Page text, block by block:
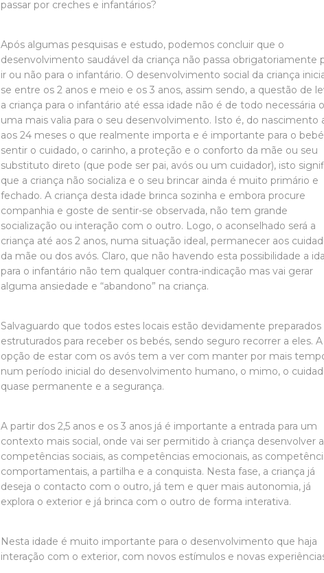
passar por creches e infantários?
Após algumas pesquisas e estudo, podemos concluir que o
desenvolvimento saudável da criança não passa obrigatoriamente
ir ou não para o infantário. O desenvolvimento social da criança
se entre os 2 anos e meio e os 3 anos, assim sendo, a questão de
a criança para o infantário até essa idade não é de todo necessária
uma mais valia para o seu desenvolvimento. Isto é, do nascimento
aos 24 meses o que realmente importa e é importante para o
sentir o cuidado, o carinho, a proteção e o conforto da mãe ou seu
substituto direto (que pode ser pai, avós ou um cuidador), isto
que a criança não socializa e o seu brincar ainda é muito primário e
fechado. A criança desta idade brinca sozinha e embora procure
companhia e goste de sentir-se observada, não tem grande
socialização ou interação com o outro. Logo, o aconselhado será a
criança até aos 2 anos, numa situação ideal, permanecer aos
da mãe ou dos avós. Claro, que não havendo esta possibilidade a ida
para o infantário não tem qualquer contra-indicação mas vai gerar
alguma ansiedade e “abandono” na criança.
Salvaguardo que todos estes locais estão devidamente preparados
estruturados para receber os bebés, sendo seguro recorrer a eles. A
opção de estar com os avós tem a ver com manter por mais
num período inicial do desenvolvimento humano, o mimo, o
quase permanente e a segurança.
A partir dos 2,5 anos e os 3 anos já é importante a entrada para um
contexto mais social, onde vai ser permitido à criança desenvolver
competências sociais, as competências emocionais, as
comportamentais, a partilha e a conquista. Nesta fase, a criança já
deseja o contacto com o outro, já tem e quer mais autonomia, já
explora o exterior e já brinca com o outro de forma interativa.
Nesta idade é muito importante para o desenvolvimento que haja
interação com o exterior, com novos estímulos e novas